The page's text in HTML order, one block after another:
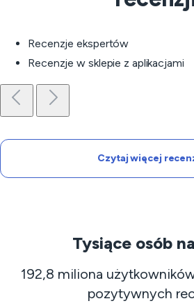
Recenzje ekspertów
Recenzje w sklepie z aplikacjami
Czytaj więcej
Tysiące osób
192,8 miliona
pozytywnych